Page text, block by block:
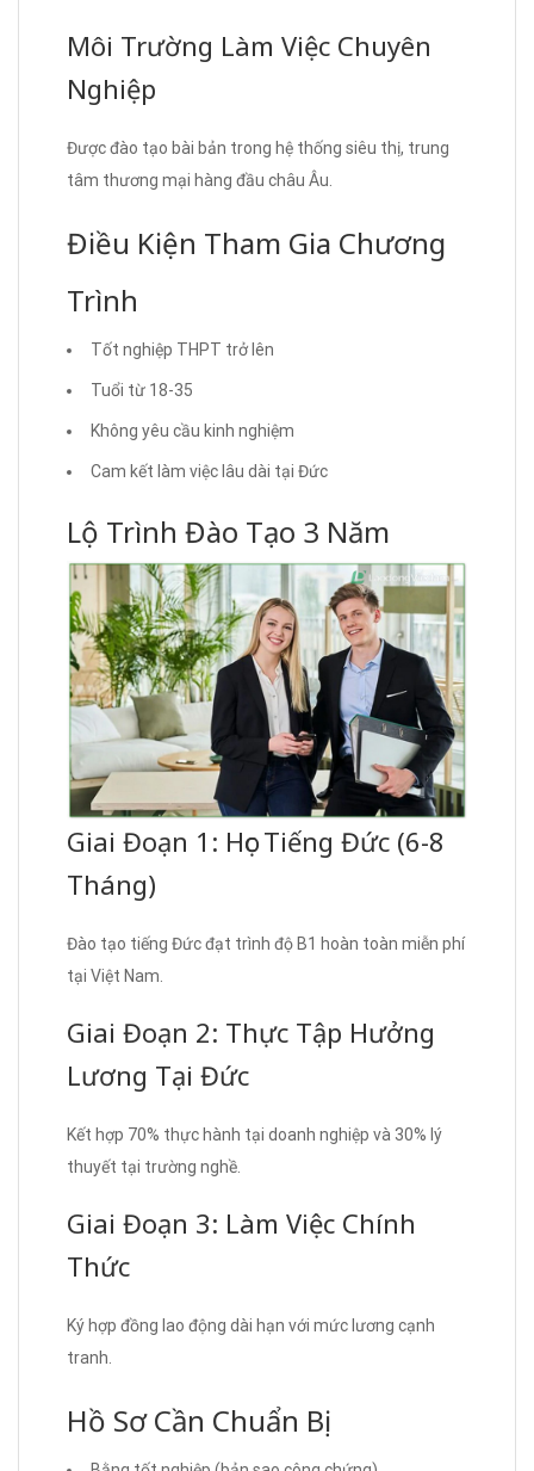
Môi Trường Làm Việc Chuyên
Nghiệp
Được đào tạo bài bản trong hệ thống siêu thị, trung
tâm thương mại hàng đầu châu Âu.
Điều Kiện Tham Gia Chương
Trình
Tốt nghiệp THPT trở lên
Tuổi từ 18-35
Không yêu cầu kinh nghiệm
Cam kết làm việc lâu dài tại Đức
Lộ Trình Đào Tạo 3 Năm
Giai Đoạn 1: Học Tiếng Đức (6-8
Tháng)
Đào tạo tiếng Đức đạt trình độ B1 hoàn toàn miễn phí
tại Việt Nam.
Giai Đoạn 2: Thực Tập Hưởng
Lương Tại Đức
Kết hợp 70% thực hành tại doanh nghiệp và 30% lý
thuyết tại trường nghề.
Giai Đoạn 3: Làm Việc Chính
Thức
Ký hợp đồng lao động dài hạn với mức lương cạnh
tranh.
Hồ Sơ Cần Chuẩn Bị